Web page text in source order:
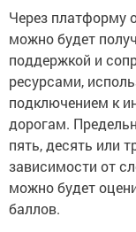
Через платформу
можно будет
поддержкой и
ресурсами,
подключением к
дорогам.
пять, десять или
зависимости от
можно будет
баллов.